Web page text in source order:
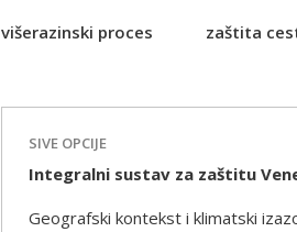
višerazinski proces
zaštita
SIVE OPCIJE
Integralni sustav za zaštitu
Geografski kontekst i klimatski